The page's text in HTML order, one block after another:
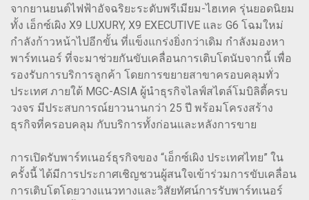
จากยานยนต์ไฟฟ้าอัจฉริยะระดับพรีเมียม-ไฮเทค รุ่นยอดนิยม
ทั้ง เอ็กซ์เผิง X9 LUXURY, X9 EXECUTIVE และ G6 โฉมใหม่
กำลังก้าวหน้าไปอีกขั้น ที่แข็งแกร่งยิ่งกว่าเดิม กำลังมองหา
พาร์ทเนอร์ ที่จะมาช่วยกันขับเคลื่อนการเติบโตนับจากนี้ เพื่อ
รองรับการบริการลูกค้า โดยการขยายสาขาครอบคลุมทั่ว
ประเทศ ภายใต้ MGC-ASIA ผู้นำธุรกิจไลฟ์สไตล์โมบิลิตี้ครบ
วงจร มีประสบการณ์ยาวนานกว่า 25 ปี พร้อมโครงสร้าง
ธุรกิจที่ครอบคลุม กับบริการทั้งก่อนและหลังการขาย
การเปิดรับพาร์ทเนอร์ธุรกิจของ “เอ็กซ์เผิง ประเทศไทย” ใน
ครั้งนี้ ได้มีการประกาศเชิญชวนผู้สนใจเข้าร่วมการขับเคลื่อน
การเติบโตโดยวางแนวทางและวิสัยทัศน์การรับพาร์ทเนอร์